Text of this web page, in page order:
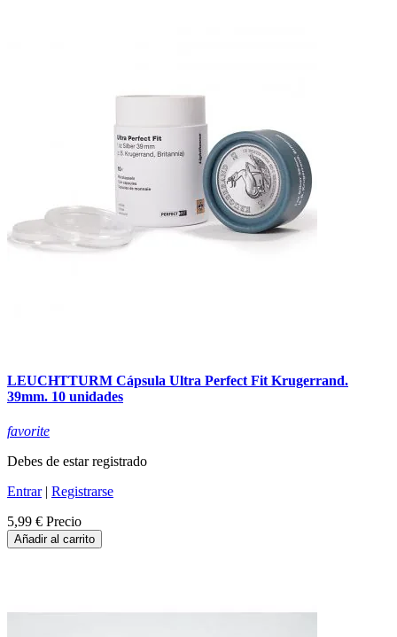
LEUCHTTURM Cápsula Ultra Perfect Fit Krugerrand.
39mm. 10 unidades
favorite
Debes de estar registrado
Entrar| Registrarse
5,99 € Precio
Añadir al carrito